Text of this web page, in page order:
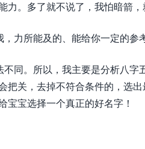
。多了就不说了，我怕暗箭，
力所能及的、能给你一定的参
不同。所以，我主要是分析八
把关，去掉不符合条件的，选
宝宝选择一个真正的好名字！